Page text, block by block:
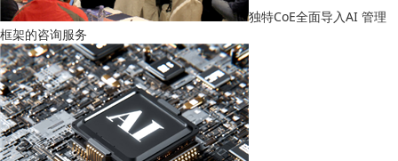
独特CoE全面导入AI 管理
框架的咨询服务